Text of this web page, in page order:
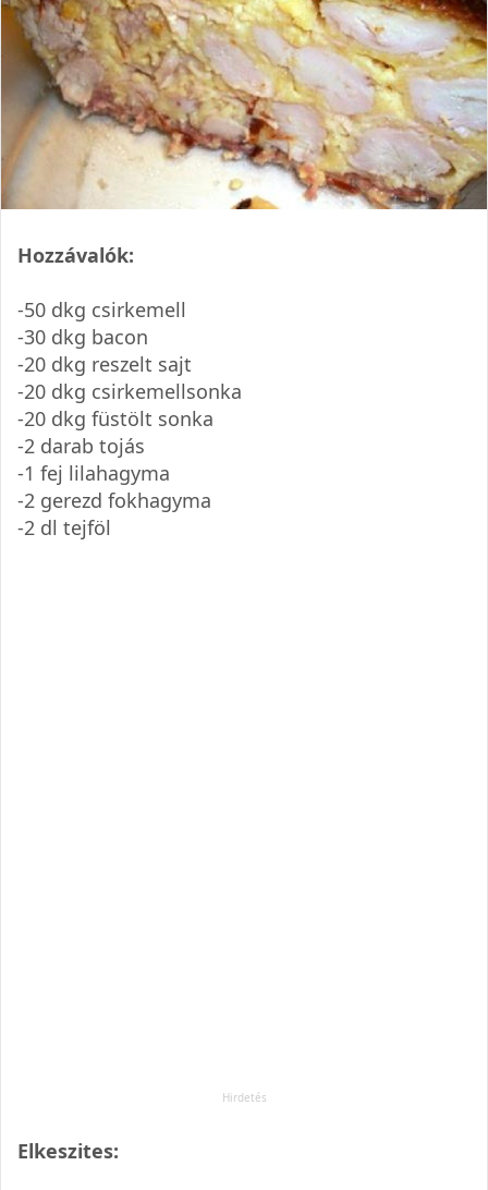
Hozzávalók:
-50 dkg csirkemell
-30 dkg bacon
-20 dkg reszelt sajt
-20 dkg csirkemellsonka
-20 dkg füstölt sonka
-2 darab tojás
-1 fej lilahagyma
-2 gerezd fokhagyma
-2 dl tejföl
Elkeszites: